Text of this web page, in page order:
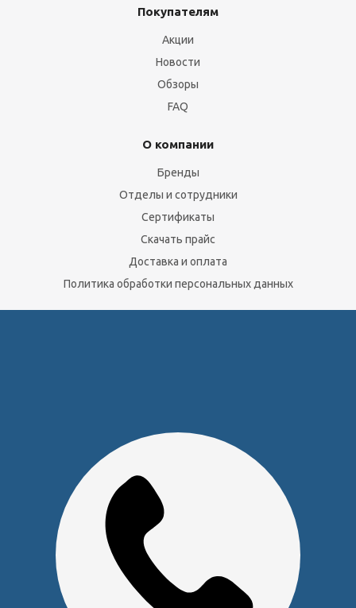
Покупателям
Акции
Новости
Обзоры
FAQ
О компании
Бренды
Отделы и сотрудники
Сертификаты
Скачать прайс
Доставка и оплата
Политика обработки персональных данных
Оставайтесь на связи
Наши контакты
+7 (391) 291-30-30 info@s-pl.ru
ул. Алексеева, 41